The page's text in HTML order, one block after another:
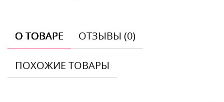
О ТОВАРЕ ОТЗЫВЫ (0)
ПОХОЖИЕ ТОВАРЫ